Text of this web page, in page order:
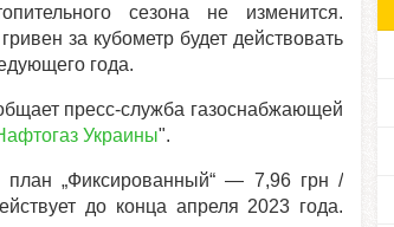
сезона не изменится.
за кубометр будет действовать
года.
пресс-служба газоснабжающей
Украины".
„Фиксированный“ — 7,96 грн /
до конца апреля 2023 года.